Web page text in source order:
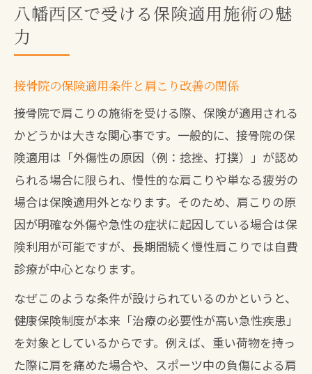
八幡西区で受ける保険適用施術の魅
力
接骨院の保険適用条件と肩こり改善の関係
接骨院で肩こりの施術を受ける際、保険が適用される
かどうかは大きな関心事です。一般的に、接骨院の保
険適用は「外傷性の原因（例：捻挫、打撲）」が認め
られる場合に限られ、慢性的な肩こりや単なる疲労の
場合は保険適用外となります。そのため、肩こりの原
因が明確な外傷や急性の症状に起因している場合は保
険利用が可能ですが、長期間続く慢性肩こりでは自費
診療が中心となります。
なぜこのような条件が設けられているのかというと、
健康保険制度が本来「治療の必要性が高い急性疾患」
を対象としているからです。例えば、重い荷物を持っ
た際に肩を痛めた場合や、スポーツ中の負傷による肩